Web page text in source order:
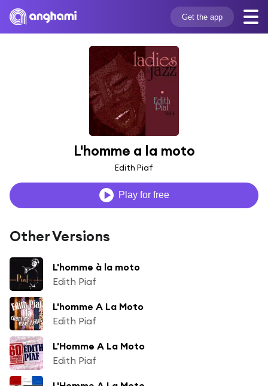
Get the app
L'homme a la moto
Edith Piaf
Play for free
Other Versions
L'homme à la moto
Edith Piaf
L'homme A La Moto
Edith Piaf
L'Homme A La Moto
Edith Piaf